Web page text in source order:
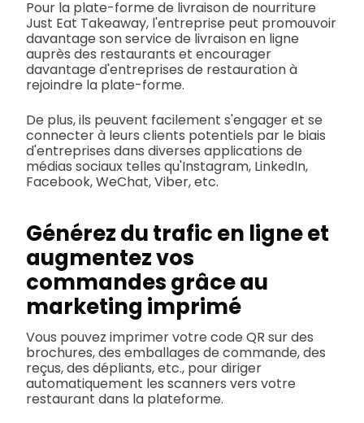
Pour la plate-forme de livraison de nourriture
Just Eat Takeaway, l'entreprise peut promouvoir
davantage son service de livraison en ligne
auprès des restaurants et encourager
davantage d'entreprises de restauration à
rejoindre la plate-forme.
De plus, ils peuvent facilement s'engager et se
connecter à leurs clients potentiels par le biais
d'entreprises dans diverses applications de
médias sociaux telles qu'Instagram, LinkedIn,
Facebook, WeChat, Viber, etc.
Générez du trafic en ligne et
augmentez vos
commandes grâce au
marketing imprimé
Vous pouvez imprimer votre code QR sur des
brochures, des emballages de commande, des
reçus, des dépliants, etc., pour diriger
automatiquement les scanners vers votre
restaurant dans la plateforme.